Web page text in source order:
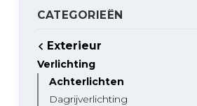
CATEGORIEËN
Exterieur
Verlichting
Achterlichten
Dagrijverlichting